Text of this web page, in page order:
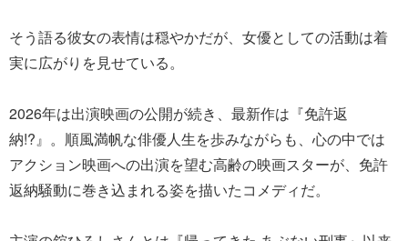
そう語る彼女の表情は穏やかだが、女優としての活動は着
実に広がりを見せている。
2026年は出演映画の公開が続き、最新作は『免許返
納!?』。順風満帆な俳優人生を歩みながらも、心の中では
アクション映画への出演を望む高齢の映画スターが、免許
返納騒動に巻き込まれる姿を描いたコメディだ。